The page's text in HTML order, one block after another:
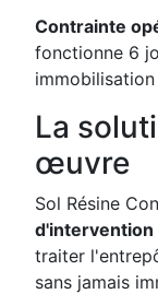
Contrainte
fonctionne 6
La
œuvre
Sol Résine
d'intervention
traiter
sans jamais